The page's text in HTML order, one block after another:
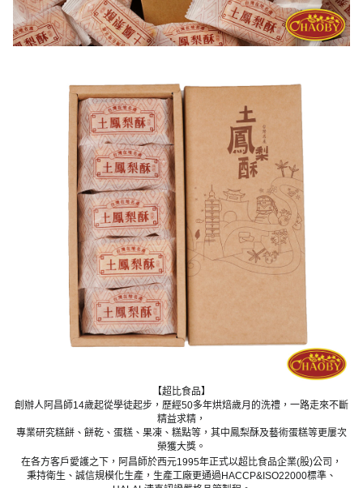
【超比食品】
創辦人阿昌師14歲起從學徒起步，歷經50多年烘焙歲月的洗禮，一路走來不斷
精益求精，
專業研究糕餅、餅乾、蛋糕、果凍、糕點等，其中鳳梨酥及藝術蛋糕等更屢次
榮獲大獎。
在各方客戶愛護之下，阿昌師於西元1995年正式以超比食品企業(股)公司，
秉持衛生、誠信規模化生產，生產工廠更通過HACCP&ISO22000標準、